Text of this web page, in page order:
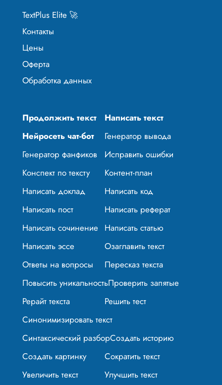
TextPlus Elite 🚀
Контакты
Цены
Оферта
Обработка данных
Продолжить текст
Написать текст
Нейросеть чат-бот
Генератор вывода
Генератор фанфиков
Исправить ошибки
Конспект по тексту
Контент-план
Написать доклад
Написать код
Написать пост
Написать реферат
Написать сочинение Написать статью
Написать эссе
Озаглавить текст
Ответы на вопросы
Пересказ текста
Повысить уникальностьПроверить запятые
Рерайт текста
Решить тест
Синонимизировать текст
Синтаксический разборСоздать историю
Создать картинку
Сократить текст
Увеличить текст
Улучшить текст